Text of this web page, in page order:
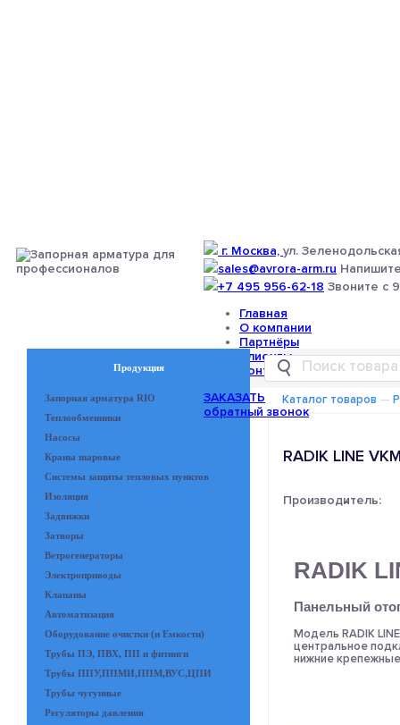
г. Москва, ул.
sales@avrora-arm.ru
+7 495 956-62-18 Звоните с
Главная
О компании
Партнёры
Клиенты
Контакты
ЗАКАЗАТЬ
обратный звонок
Продукция
Запорная арматура RIO
Теплообменники
Насосы
Краны шаровые
Системы защиты тепловых пунктов
Изоляция
Задвижки
Затворы
Ветрогенераторы
Электроприводы
Клапаны
Автоматизация
Оборудование очистки (и Емкости)
Трубы ПЭ, ПВХ, ПП и фитинги
Трубы ППУ,ППМИ,ППМ,ВУС,ЦПИ
Трубы чугунные
Регуляторы давления
Каталог товаров —
RADIK LINE
Производитель:
-
RADIK
Панельный
Модель RADIK
центральное
нижние